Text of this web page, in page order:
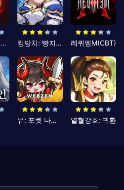
조선협객전 클래식 킹방치: 빵지의 제왕 레퀴엠M(CBT)
뮤: 포켓 나이츠 열혈강호: 귀환